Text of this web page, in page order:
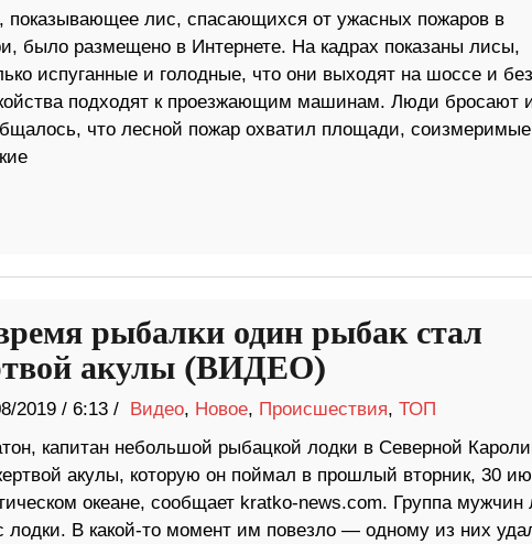
показывающее лис, спасающихся от ужасных пожаров в
было размещено в Интернете. На кадрах показаны лисы,
испуганные и голодные, что они выходят на шоссе и без
подходят к проезжающим машинам. Люди бросают
что лесной пожар охватил площади,
рыбалки один рыбак стал
акулы (ВИДЕО)
2019/ 6:13 / Видео, Новое, Происшествия, ТОП
капитан небольшой рыбацкой лодки в Северной
акулы, которую он поймал в прошлый вторник, 30
океане, сообщает kratko-news.com. Группа мужчин
лодки. В какой-то момент им повезло — одному из них